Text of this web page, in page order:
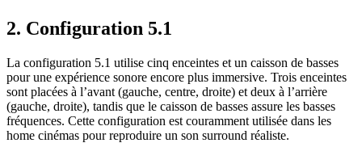
2. Configuration 5.1
La configuration 5.1 utilise cinq enceintes et un caisson de basses
pour une expérience sonore encore plus immersive. Trois enceintes
sont placées à l’avant (gauche, centre, droite) et deux à l’arrière
(gauche, droite), tandis que le caisson de basses assure les basses
fréquences. Cette configuration est couramment utilisée dans les
home cinémas pour reproduire un son surround réaliste.